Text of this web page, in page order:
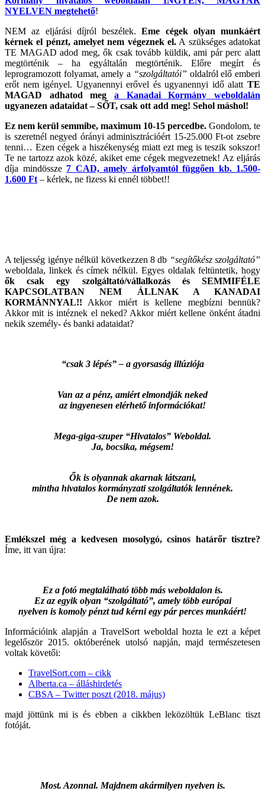
NYELVEN megtehető!
NEM az eljárási díjról beszélek.Eme cégek olyan munkáért
kérnek el pénzt, amelyet nem végeznek el. A szükséges adatokat
TE MAGAD adod meg, ők csak tovább küldik, ami pár perc alatt
megtörténik – ha egyáltalán megtörténik. Előre megírt és
leprogramozott folyamat, amely a “szolgáltatói” oldalról elő emberi
erőt nem igényel. Ugyanennyi erővel és ugyanennyi idő alatt TE
MAGAD adhatod meg a Kanadai Kormány weboldalán
ugyanezen adataidat – SŐT, csak ott add meg! Sehol máshol!
Ez nem kerül semmibe, maximum 10-15 percedbe. Gondolom, te
is szeretnél negyed órányi adminisztrációért 15-25.000 Ft-ot zsebre
tenni… Ezen cégek a hiszékenység miatt ezt meg is teszik sokszor!
Te ne tartozz azok közé, akiket eme cégek megvezetnek! Az eljárás
díja mindössze 7 CAD, amely árfolyamtól függően kb. 1.500-
1.600 Ft – kérlek, ne fizess ki ennél többet!!
A teljesség igénye nélkül következzen 8 db “segítőkész szolgáltató”
weboldala, linkek és címek nélkül. Egyes oldalak feltüntetik, hogy
ők csak egy szolgáltató/vállalkozás és SEMMIFÉLE
KAPCSOLATBAN NEM ÁLLNAK A KANADAI
KORMÁNNYAL!! Akkor miért is kellene megbízni bennük?
Akkor mit is intéznek el neked? Akkor miért kellene önként átadni
nekik személy- és banki adataidat?
“csak 3 lépés” – a gyorsaság illúziója
Van az a pénz, amiért elmondják neked
az ingyenesen elérhető információkat!
Mega-giga-szuper “Hivatalos” Weboldal.
Ja, bocsika, mégsem!
Ők is olyannak akarnak látszani,
mintha hivatalos kormányzati szolgáltatók lennének.
De nem azok.
Emlékszel még a kedvesen mosolygó, csinos határőr tisztre?
Íme, itt van újra:
Ez a fotó megtalálható több más weboldalon is.
Ez az egyik olyan “szolgáltató”, amely több európai
nyelven is komoly pénzt tud kérni egy pár perces munkáért!
Információink alapján a TravelSort weboldal hozta le ezt a képet
legelőször 2015. októberének utolsó napján, majd természetesen
voltak követői:
TravelSort.com – cikk
Alberta.ca – álláshirdetés
CBSA – Twitter poszt (2018. május)
majd jöttünk mi is és ebben a cikkben leközöltük LeBlanc tiszt
fotóját.
Most. Azonnal. Majdnem akármilyen nyelven is.